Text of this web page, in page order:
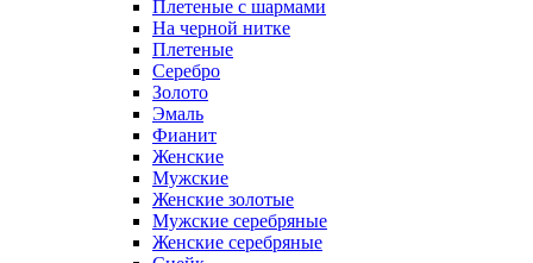
Плетеные с шармами
На черной нитке
Плетеные
Серебро
Золото
Эмаль
Фианит
Женские
Мужские
Женские золотые
Мужские серебряные
Женские серебряные